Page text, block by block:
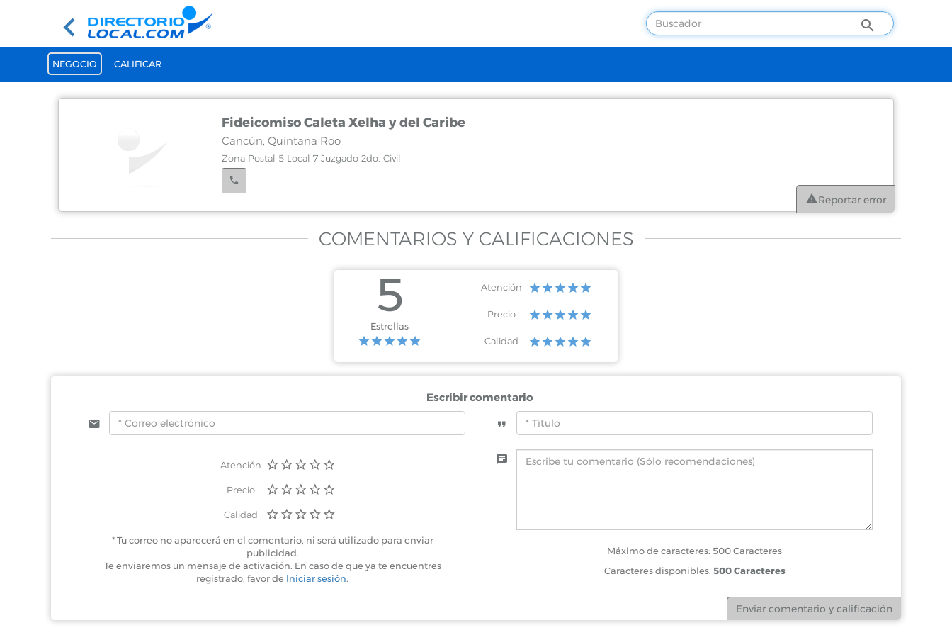
NEGOCIO CALIFICAR
Fideicomiso Caleta Xelha y del Caribe
Cancún, Quintana Roo
Zona Postal 5 Local 7 Juzgado 2do. Civil
Reportar error
COMENTARIOS Y CALIFICACIONES
5
Estrellas
Atención
Precio
Calidad
Escribir comentario
Atención
Precio
Calidad
* Tu correo no aparecerá en el comentario, ni será utilizado para enviar
publicidad.
Te enviaremos un mensaje de activación. En caso de que ya te encuentres
registrado, favor de Iniciar sesión.
Máximo de caracteres: 500 Caracteres
Caracteres disponibles: 500 Caracteres